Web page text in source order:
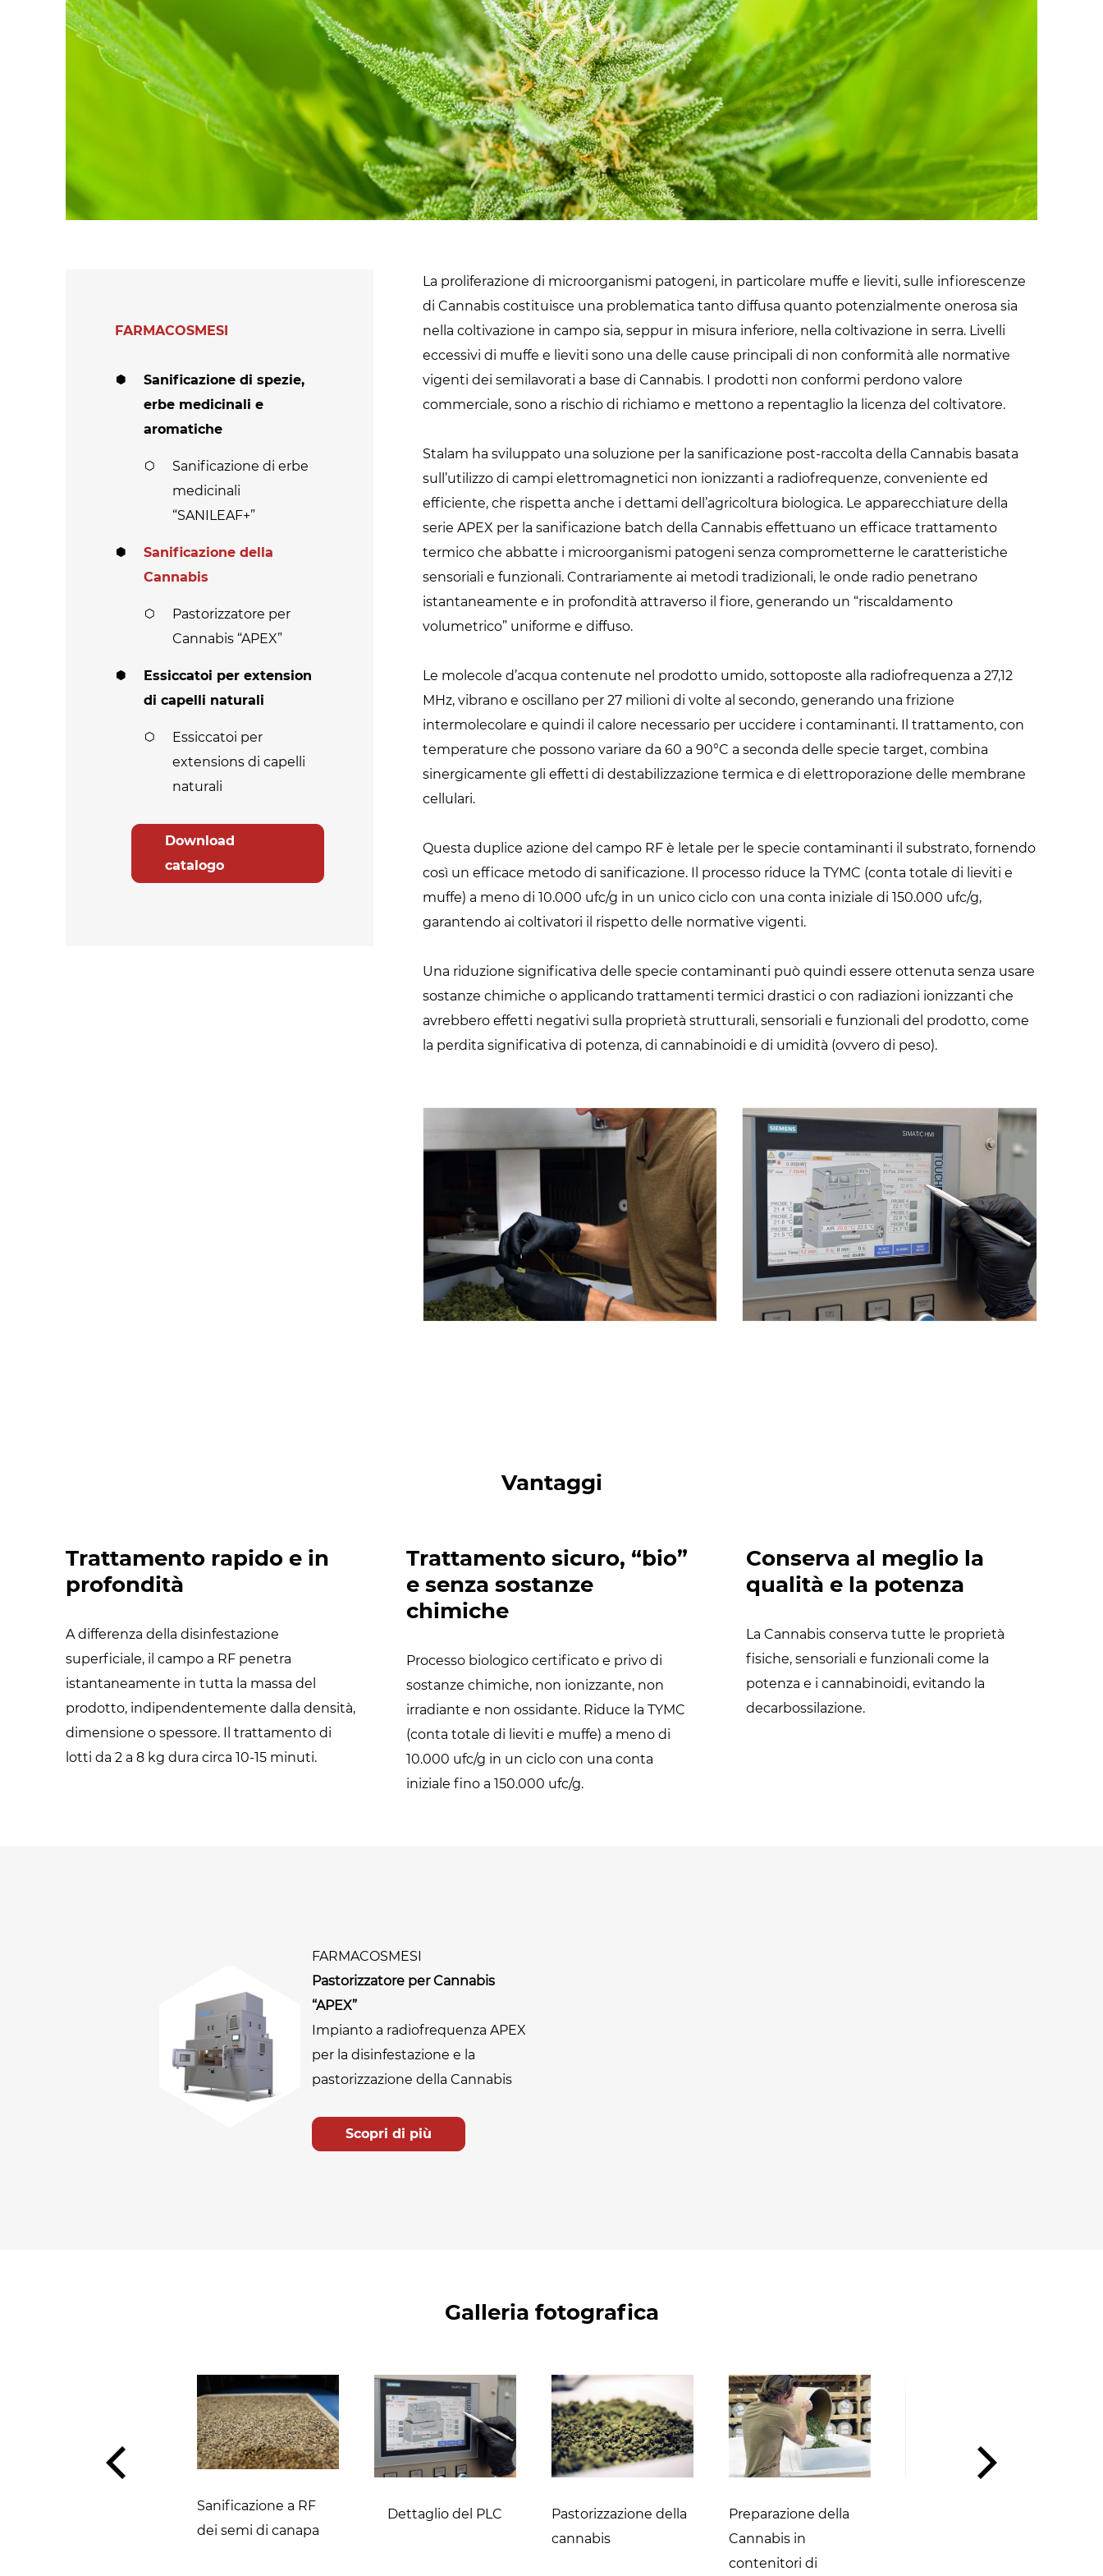
Essiccatoi per
tessuti
Essiccatoi per calze
polimeri espansi
Essiccatoi per feltri
e altri non tessuti
Altre applicazioni
tessili-tecniche
sanificazione
Pastorizzazione
prodotti
confezionati
Pastorizzazione
prodotti liquidi
Riscaldamento e
Cannabis
Essiccatoi per
extension di capelli
Radiofrequenza
FARMACOSMESI
Sanificazione di spezie,
erbe medicinali e
aromatiche
Sanificazione di erbe
medicinali
“SANILEAF+”
Sanificazione della
Cannabis
Pastorizzatore per
Cannabis “APEX”
Essiccatoi per extension
di capelli naturali
Essiccatoi per
extensions di capelli
naturali
Download
catalogo
La proliferazione di microorganismi patogeni, in particolare muffe e lieviti, sulle infiorescenze
di Cannabis costituisce una problematica tanto diffusa quanto potenzialmente onerosa sia
nella coltivazione in campo sia, seppur in misura inferiore, nella coltivazione in serra. Livelli
eccessivi di muffe e lieviti sono una delle cause principali di non conformità alle normative
vigenti dei semilavorati a base di Cannabis. I prodotti non conformi perdono valore
commerciale, sono a rischio di richiamo e mettono a repentaglio la licenza del coltivatore.
Stalam ha sviluppato una soluzione per la sanificazione post-raccolta della Cannabis basata
sull’utilizzo di campi elettromagnetici non ionizzanti a radiofrequenze, conveniente ed
efficiente, che rispetta anche i dettami dell’agricoltura biologica. Le apparecchiature della
serie APEX per la sanificazione batch della Cannabis effettuano un efficace trattamento
termico che abbatte i microorganismi patogeni senza comprometterne le caratteristiche
sensoriali e funzionali. Contrariamente ai metodi tradizionali, le onde radio penetrano
istantaneamente e in profondità attraverso il fiore, generando un “riscaldamento
volumetrico” uniforme e diffuso.
Le molecole d’acqua contenute nel prodotto umido, sottoposte alla radiofrequenza a 27,12
MHz, vibrano e oscillano per 27 milioni di volte al secondo, generando una frizione
intermolecolare e quindi il calore necessario per uccidere i contaminanti. Il trattamento, con
temperature che possono variare da 60 a 90°C a seconda delle specie target, combina
sinergicamente gli effetti di destabilizzazione termica e di elettroporazione delle membrane
cellulari.
Questa duplice azione del campo RF è letale per le specie contaminanti il substrato, fornendo
così un efficace metodo di sanificazione. Il processo riduce la TYMC (conta totale di lieviti e
muffe) a meno di 10.000 ufc/g in un unico ciclo con una conta iniziale di 150.000 ufc/g,
garantendo ai coltivatori il rispetto delle normative vigenti.
Una riduzione significativa delle specie contaminanti può quindi essere ottenuta senza usare
sostanze chimiche o applicando trattamenti termici drastici o con radiazioni ionizzanti che
avrebbero effetti negativi sulla proprietà strutturali, sensoriali e funzionali del prodotto, come
la perdita significativa di potenza, di cannabinoidi e di umidità (ovvero di peso).
Vantaggi
Trattamento rapido e in
profondità
A differenza della disinfestazione
superficiale, il campo a RF penetra
istantaneamente in tutta la massa del
prodotto, indipendentemente dalla densità,
dimensione o spessore. Il trattamento di
lotti da 2 a 8 kg dura circa 10-15 minuti.
Trattamento sicuro, “bio”
e senza sostanze
chimiche
Processo biologico certificato e privo di
sostanze chimiche, non ionizzante, non
irradiante e non ossidante. Riduce la TYMC
(conta totale di lieviti e muffe) a meno di
10.000 ufc/g in un ciclo con una conta
iniziale fino a 150.000 ufc/g.
Conserva al meglio la
qualità e la potenza
La Cannabis conserva tutte le proprietà
fisiche, sensoriali e funzionali come la
potenza e i cannabinoidi, evitando la
decarbossilazione.
FARMACOSMESI
Pastorizzatore per Cannabis
“APEX”
Impianto a radiofrequenza APEX
per la disinfestazione e la
pastorizzazione della Cannabis
Scopri di più
Galleria fotografica
Sanificazione a RF
dei semi di canapa
Dettaglio del PLC
Pastorizzazione della
cannabis
Preparazione della
Cannabis in
contenitori di